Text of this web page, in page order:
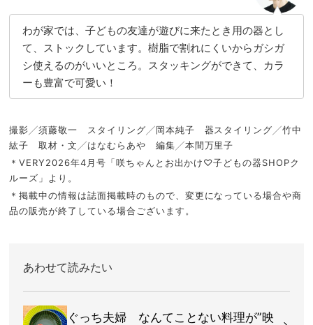
わが家では、子どもの友達が遊びに来たとき用の器とし
て、ストックしています。樹脂で割れにくいからガシガ
シ使えるのがいいところ。スタッキングができて、カラ
ーも豊富で可愛い！
撮影╱須藤敬一 スタイリング╱岡本純子 器スタイリング╱竹中
紘子 取材・文╱はなむらあや 編集╱本間万里子
＊VERY2026年4月号「咲ちゃんとお出かけ♡子どもの器SHOPク
ルーズ」より。
＊掲載中の情報は誌面掲載時のもので、変更になっている場合や商
品の販売が終了している場合ございます。
あわせて読みたい
ぐっち夫婦 なんてことない料理が”映